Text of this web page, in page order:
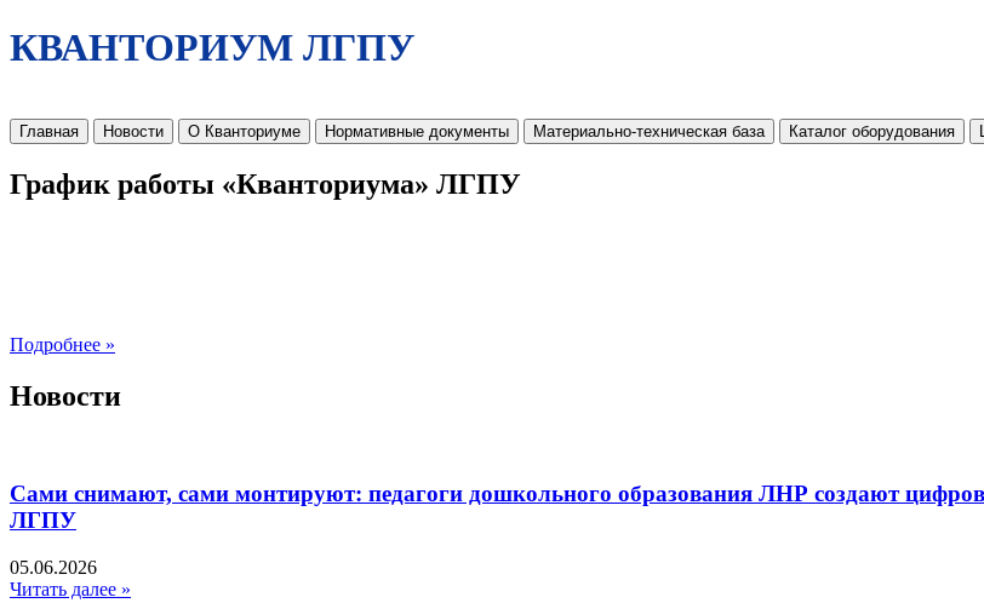
КВАНТОРИУМ ЛГПУ
Главная Новости О Кванториуме Нормативные документы Материально-техническая база Каталог оборудования
График работы «Кванториума» ЛГПУ
Подробнее »
Новости
Сами снимают, сами монтируют: педагоги дошкольного образования ЛНР создают
ЛГПУ​
05.06.2026
Читать далее »